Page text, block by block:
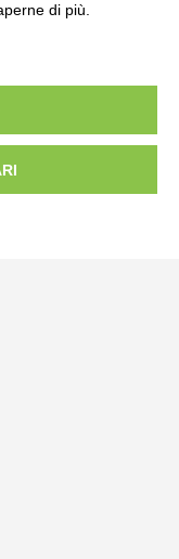
di più.